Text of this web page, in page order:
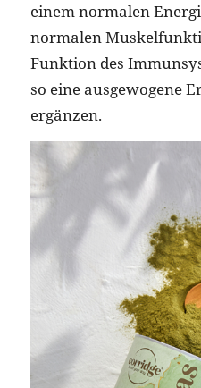
einem normalen
normalen
Funktion des
so eine ausgewogene
ergänzen.